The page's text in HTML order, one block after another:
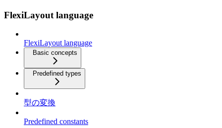
FlexiLayout language
FlexiLayout language
Basic concepts
Predefined types
型の変換
Predefined constants